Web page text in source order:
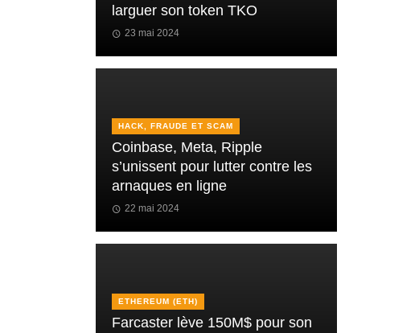
larguer son token TKO
23 mai 2024
HACK, FRAUDE ET SCAM
Coinbase, Meta, Ripple
s’unissent pour lutter contre les
arnaques en ligne
22 mai 2024
ETHEREUM (ETH)
Farcaster lève 150M$ pour son